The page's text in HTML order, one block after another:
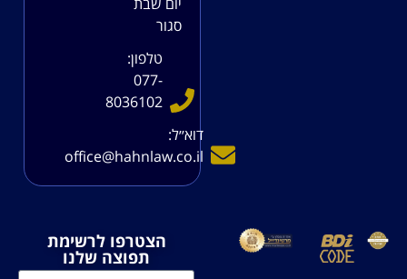
סגור
טלפון:
077-
8036102
דוא׳׳ל:
office@hahnlaw.co.il
הצטרפו לרשימת
תפוצה שלנו